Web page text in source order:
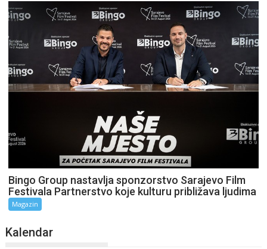
Bingo Group nastavlja sponzorstvo Sarajevo Film
Festivala Partnerstvo koje kulturu približava ljudima
Magazin
Kalendar